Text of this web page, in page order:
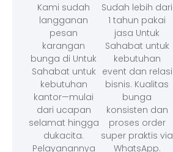
Kami sudah
langganan
pesan
karangan
bunga di Untuk
Sahabat untuk
kebutuhan
kantor—mulai
dari ucapan
selamat hingga
dukacita.
Pelayanannya
Sudah lebih dari
1 tahun pakai
jasa Untuk
Sahabat untuk
kebutuhan
event dan relasi
bisnis. Kualitas
bunga
konsisten dan
proses order
super praktis via
WhatsApp.